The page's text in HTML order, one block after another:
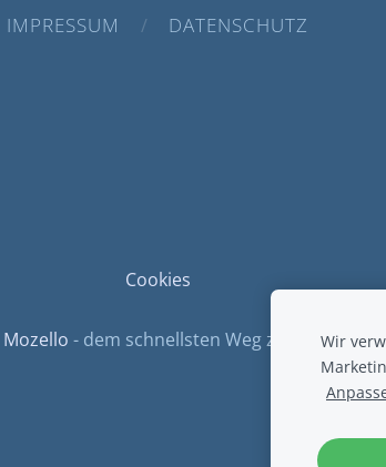
IMPRESSUM
DATENSCHUTZ
Cookies
Mozello - dem schnellsten Weg zu IhrerWir